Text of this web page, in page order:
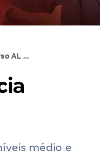
Concurso AL RN: termo de referência detalha seleção
médio e